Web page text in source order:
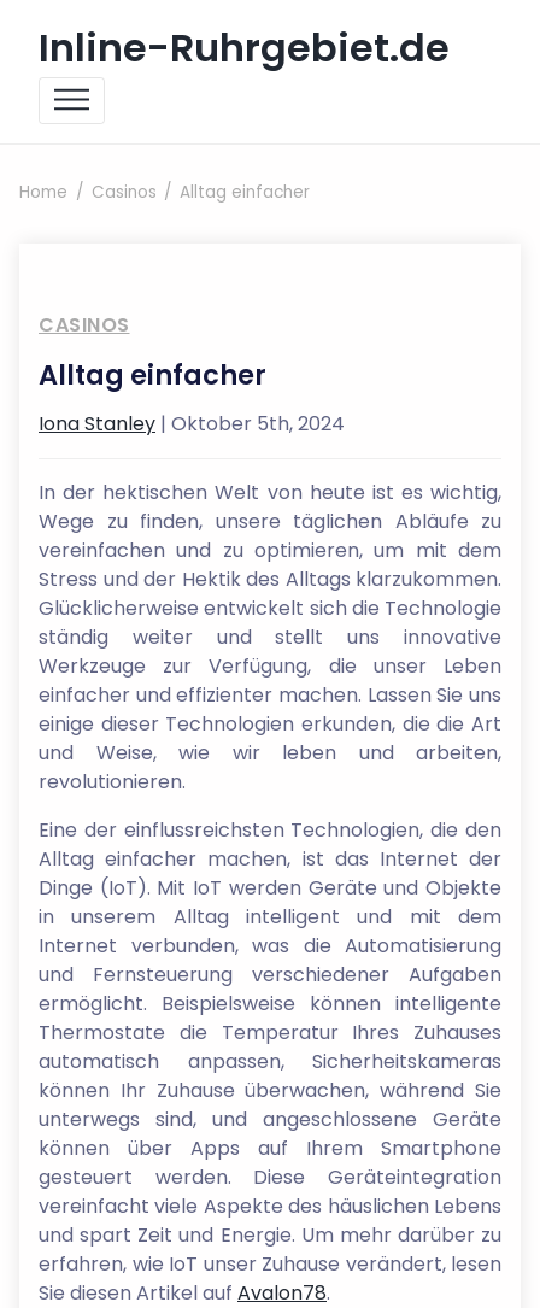
Inline-Ruhrgebiet.de
Home Casinos Alltag einfacher
CASINOS
Alltag einfacher
Iona Stanley | Oktober 5th, 2024
In der hektischen Welt von heute ist es wichtig,
Wege zu finden, unsere täglichen Abläufe zu
vereinfachen und zu optimieren, um mit dem
Stress und der Hektik des Alltags klarzukommen.
Glücklicherweise entwickelt sich die Technologie
ständig weiter und stellt uns innovative
Werkzeuge zur Verfügung, die unser Leben
einfacher und effizienter machen. Lassen Sie uns
einige dieser Technologien erkunden, die die Art
und Weise, wie wir leben und arbeiten,
revolutionieren.
Eine der einflussreichsten Technologien, die den
Alltag einfacher machen, ist das Internet der
Dinge (IoT). Mit IoT werden Geräte und Objekte
in unserem Alltag intelligent und mit dem
Internet verbunden, was die Automatisierung
und Fernsteuerung verschiedener Aufgaben
ermöglicht. Beispielsweise können intelligente
Thermostate die Temperatur Ihres Zuhauses
automatisch anpassen, Sicherheitskameras
können Ihr Zuhause überwachen, während Sie
unterwegs sind, und angeschlossene Geräte
können über Apps auf Ihrem Smartphone
gesteuert werden. Diese Geräteintegration
vereinfacht viele Aspekte des häuslichen Lebens
und spart Zeit und Energie. Um mehr darüber zu
erfahren, wie IoT unser Zuhause verändert, lesen
Sie diesen Artikel auf Avalon78.